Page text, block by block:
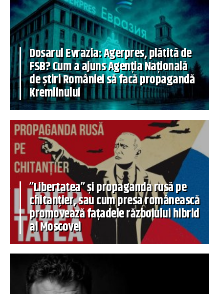
Dosarul Evrazia: Agerpres, plătită de
FSB? Cum a ajuns Agenția Națională
de știri României să facă propagandă
Kremlinului
”Libertatea” și propaganda rusă pe
chitanțier, sau cum presa românească
promovează fațadele războiului hibrid
al Moscovei